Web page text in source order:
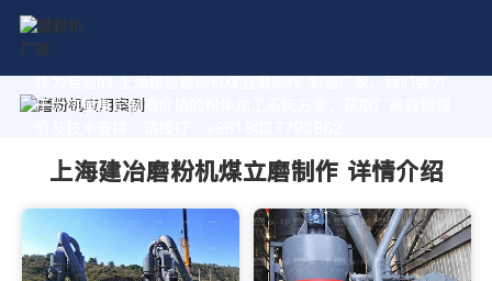
作为专业的 上海建冶磨粉机煤立磨制作 制造厂家，我们致力
于为您量身定制高价值的粉体加工系统方案。获取厂家直销报
上海建冶磨粉机煤立磨制作 详情介绍